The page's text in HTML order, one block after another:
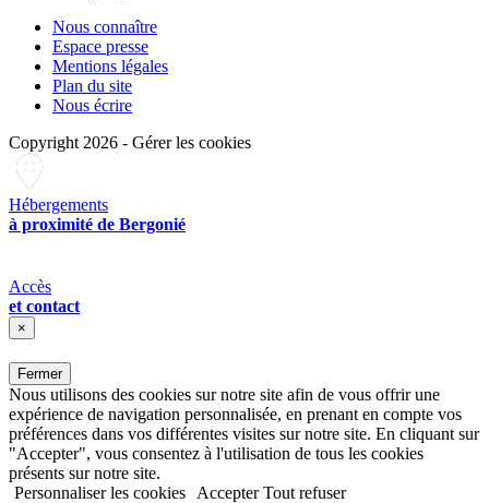
Nous connaître
Espace presse
Mentions légales
Plan du site
Nous écrire
Copyright 2026 - Gérer les cookies
Hébergements
à proximité de Bergonié
Accès
et contact
×
Fermer
Nous utilisons des cookies sur notre site afin de vous offrir une
expérience de navigation personnalisée, en prenant en compte vos
préférences dans vos différentes visites sur notre site. En cliquant sur
"Accepter", vous consentez à l'utilisation de tous les cookies
présents sur notre site.
Personnaliser les cookies
Accepter Tout refuser